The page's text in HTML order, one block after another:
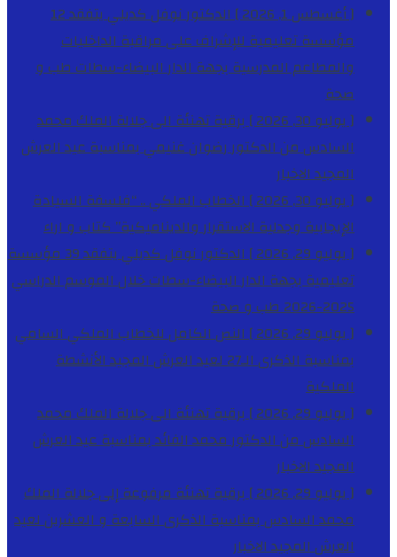
[ أغسطس 1, 2026 ]
الدكتور نوفل كديلي يتفقد 12
مؤسسة تعليمية للإشراف على مراقبة الداخليات
والمطاعم المدرسية بجهة الدار البيضاء-سطاتطب و
صحة
[ يوليو 30, 2026 ]
برقية تهنئة الى جلالة الملك محمد
السادس من الدكتور رضوان غنيمي بمناسبة عيد العرش
المجيدالاخبار
[ يوليو 30, 2026 ]
الخطاب الملكي .. “فلسفة السيادة
الإيجابية وجدلية الاستقرار والديناميكية”كتاب و اراء
[ يوليو 29, 2026 ]
الدكتور نوفل كديلي يتفقد 39 مؤسسة
تعليمية بجهة الدار البيضاء-سطات خلال الموسم الدراسي
2025-2026
طب و صحة
[ يوليو 29, 2026 ]
النص الكامل للخطاب الملكي السامي
بمناسبة الذكرى الـ27 لعيد العرش المجيد
الأنشطة
الملكية
[ يوليو 29, 2026 ]
برقية تهنئة الى جلالة الملك محمد
السادس من الدكتور محمد الفائد بمناسبة عيد العرش
المجيدالاخبار
[ يوليو 29, 2026 ]
برقية تهنئة مرفوعة إلى جلالة الملك
محمد السادس بمناسبة الذكرى السابعة و العشرين لعيد
العرش المجيدالاخبار